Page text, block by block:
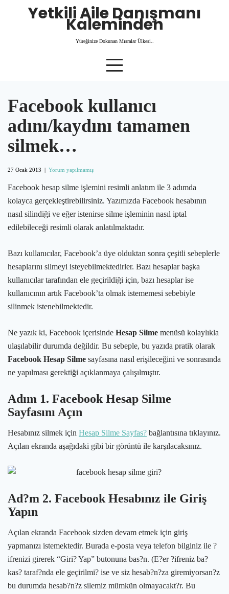
Yetkili Aile Danışmanı
Kaleminden
Yüreğinize Dokunan Mısralar Ülkesi..
Facebook kullanıcı
adını/kaydını tamamen
silmek…
27 Ocak 2013 | Yorum yapılmamış
Facebook hesap silme işlemini resimli anlatım ile 3 adımda
kolayca gerçekleştirebilirsiniz. Yazımızda Facebook hesabının
nasıl silindiği ve eğer istenirse silme işleminin nasıl iptal
edilebileceği resimli olarak anlatılmaktadır.
Bazı kullanıcılar, Facebook’a üye olduktan sonra çeşitli sebeplerle
hesaplarını silmeyi isteyebilmektedirler. Bazı hesaplar başka
kullanıcılar tarafından ele geçirildiği için, bazı hesaplar ise
kullanıcının artık Facebook’ta olmak istememesi sebebiyle
silinmek istenebilmektedir.
Ne yazık ki, Facebook içerisinde Hesap Silme menüsü kolaylıkla
ulaşılabilir durumda değildir. Bu sebeple, bu yazıda pratik olarak
Facebook Hesap Silme sayfasına nasıl erişileceğini ve sonrasında
ne yapılması gerektiği açıklanmaya çalışılmıştır.
Adım 1. Facebook Hesap Silme
Sayfasını Açın
Hesabınız silmek için Hesap Silme Sayfas? bağlantısına tıklayınız.
Açılan ekranda aşağıdaki gibi bir görüntü ile karşılacaksınız.
Ad?m 2. Facebook Hesabınız ile Giriş
Yapın
Açılan ekranda Facebook sizden devam etmek için giriş
yapmanızı istemektedir. Burada e-posta veya telefon bilginiz ile ?
ifrenizi girerek “Giri? Yap” butonuna bas?n. (E?er ?ifreniz ba?
kas? taraf?nda ele geçirilmi? ise ve siz hesab?n?za giremiyorsan?z
bu durumda hesab?n?z silemiz mümkün olmayacakt?r. Bu